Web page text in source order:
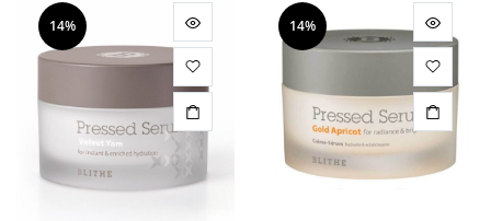
4 290 ₽.
14% 14%